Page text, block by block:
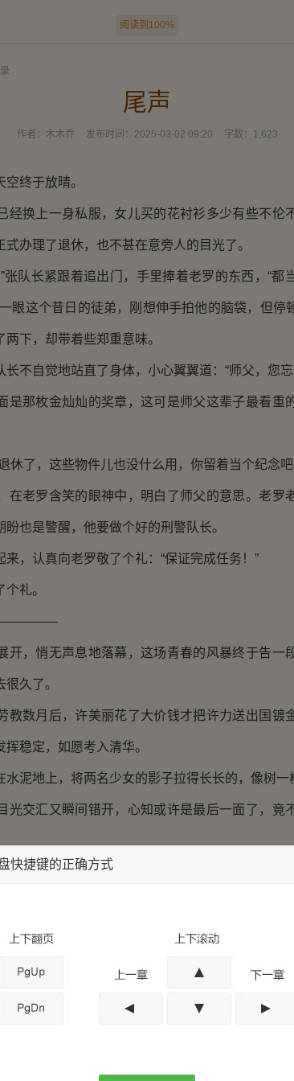
阅读到100%
尾声
作者： 木木乔 发布时间： 2025-03-02 09:20 字数： 1,623
终于放晴。
换上一身私服，女儿买的花衬衫多少有些不伦
式办理了退休，也不甚在意旁人的目光了。
队长紧跟着追出门，手里捧着老罗的东西，“都
眼这个昔日的徒弟，刚想伸手拍他的脑袋，但停
下，却带着些郑重意味。
自觉地站直了身体，小心翼翼道：“师父，您忘
那枚金灿灿的奖章，这可是师父这辈子最看重
了，这些物件儿也没什么用，你留着当个纪念吧
老罗含笑的眼神中，明白了师父的意思。老罗
也是警醒，他要做个好的刑警队长。
认真向老罗敬了个礼：“保证完成任务！”
礼。
，悄无声息地落幕，这场青春的风暴终于告一
久了。
数月后，许美丽花了大价钱才把许力送出国镀
稳定，如愿考入清华。
地上，将两名少女的影子拉得长长的，像树一
交汇又瞬间错开，心知或许是最后一面了，竟
通知书，不是音乐学院的，而是来自波士顿的
暖的湖水，浸润了林夏干涸已久的心。
候，夏曼芳短暂的惊讶过后，是巨大的欣喜，
夺家产着手做准备。林岳鸣也想不到其他的可能
的愤怒，也有些许女儿成才的欣慰，但更多的是
，再也没有旁的话说了。
快捷键的正确方式